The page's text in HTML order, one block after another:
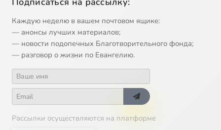
Каждую неделю в вашем почтовом ящике:
— анонсы лучших материалов;
— новости подопечных Благотворительного фонда;
— разговор о жизни по Евангелию.
Рассылки осуществляются на платформе